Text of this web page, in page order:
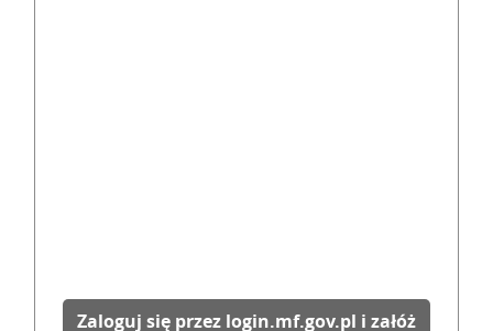
Zaloguj się przez login.mf.gov.pl i załóż